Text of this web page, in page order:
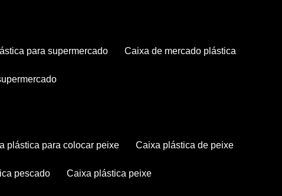
para supermercado caixa de mercado plástica
plástica para colocar peixe caixa plástica de peixe
pescado caixa plástica peixe